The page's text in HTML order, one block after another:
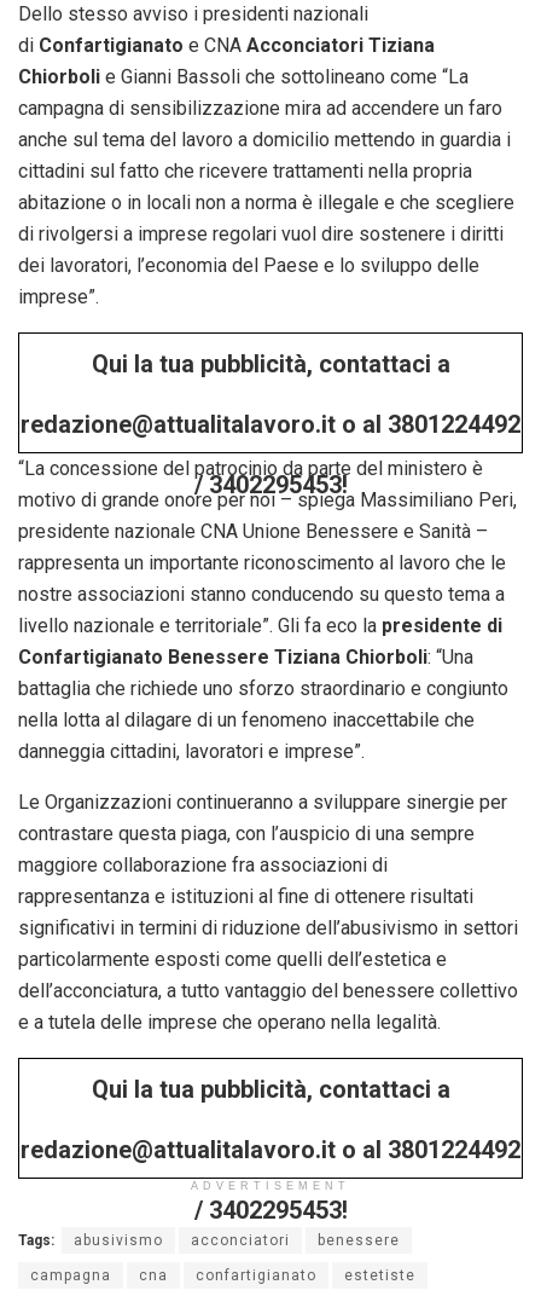
Dello stesso avviso i presidenti nazionali
di Confartigianato e CNA Acconciatori Tiziana
Chiorboli e Gianni Bassoli che sottolineano come “La
campagna di sensibilizzazione mira ad accendere un faro
anche sul tema del lavoro a domicilio mettendo in guardia i
cittadini sul fatto che ricevere trattamenti nella propria
abitazione o in locali non a norma è illegale e che scegliere
di rivolgersi a imprese regolari vuol dire sostenere i diritti
dei lavoratori, l’economia del Paese e lo sviluppo delle
imprese”.
Qui la tua pubblicità, contattaci a
redazione@attualitalavoro.it o al 3801224492
/ 3402295453!
“La concessione del patrocinio da parte del ministero è
motivo di grande onore per noi – spiega Massimiliano Peri,
presidente nazionale CNA Unione Benessere e Sanità –
rappresenta un importante riconoscimento al lavoro che le
nostre associazioni stanno conducendo su questo tema a
livello nazionale e territoriale”. Gli fa eco la presidente di
Confartigianato Benessere Tiziana Chiorboli: “Una
battaglia che richiede uno sforzo straordinario e congiunto
nella lotta al dilagare di un fenomeno inaccettabile che
danneggia cittadini, lavoratori e imprese”.
Le Organizzazioni continueranno a sviluppare sinergie per
contrastare questa piaga, con l’auspicio di una sempre
maggiore collaborazione fra associazioni di
rappresentanza e istituzioni al fine di ottenere risultati
significativi in termini di riduzione dell’abusivismo in settori
particolarmente esposti come quelli dell’estetica e
dell’acconciatura, a tutto vantaggio del benessere collettivo
e a tutela delle imprese che operano nella legalità.
Qui la tua pubblicità, contattaci a
redazione@attualitalavoro.it o al 3801224492
/ 3402295453!
ADVERTISEMENT
Tags: abusivismo acconciatori benessere
campagna cna confartigianato estetiste